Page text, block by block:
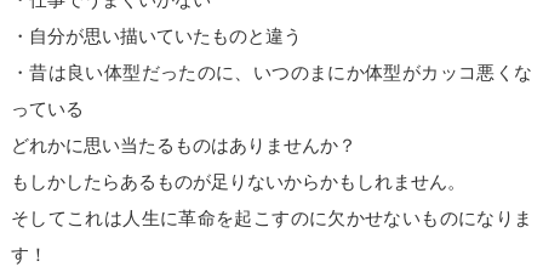
・自分が思い描いていたものと違う
・昔は良い体型だったのに、いつのまにか体型がカッコ悪くな
っている
どれかに思い当たるものはありませんか？
もしかしたらあるものが足りないからかもしれません。
そしてこれは人生に革命を起こすのに欠かせないものになりま
す！